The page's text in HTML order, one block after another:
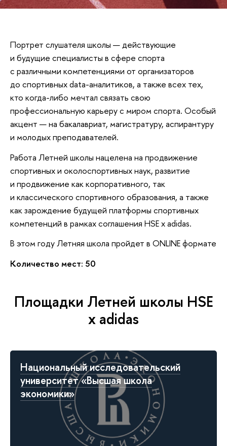
Портрет слушателя школы — действующие
и будущие специалисты в сфере спорта
с различными компетенциями от организаторов
до спортивных data-аналитиков, а также всех тех,
кто когда-либо мечтал связать свою
профессиональную карьеру с миром спорта. Особый
акцент — на бакалавриат, магистратуру, аспирантуру
и молодых преподавателей.
Работа Летней школы нацелена на продвижение
спортивных и околоспортивных наук, развитие
и продвижение как корпоративного, так
и классического спортивного образования, а также
как зарождение будущей платформы спортивных
компетенций в рамках соглашения HSE x adidas.
В этом году Летняя школа пройдет в ONLINE формате
Количество мест: 50
Площадки Летней школы HSE
x adidas
Национальный исследовательский
университет «Высшая школа
экономики»